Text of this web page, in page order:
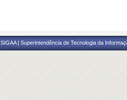
SIGAA | Superintendência de Tecnologia da